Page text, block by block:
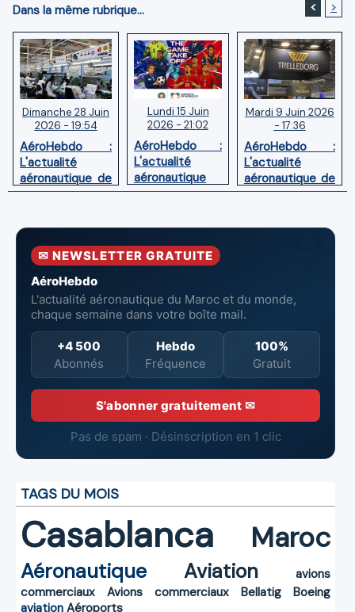
Dans la même rubrique... < >
Dimanche 28 Juin
2026 - 19:54
AéroHebdo :
L'actualité
aéronautique de
la semaine
Lundi 15 Juin
2026 - 21:02
AéroHebdo :
L'actualité
aéronautique
de la semaine
Mardi 9 Juin 2026
- 17:36
AéroHebdo :
L'actualité
aéronautique de
la semaine
✉ NEWSLETTER GRATUITE
AéroHebdo
L'actualité aéronautique du Maroc et du monde,
chaque semaine dans votre boîte mail.
+4 500
Abonnés
Hebdo
Fréquence
100%
Gratuit
S'abonner gratuitement ✉
Pas de spam · Désinscription en 1 clic
TAGS DU MOIS
Casablanca Maroc
Aéronautique Aviation
avions
commerciaux
Avions commerciaux Bellatig
Boeing
aviation Aéroports